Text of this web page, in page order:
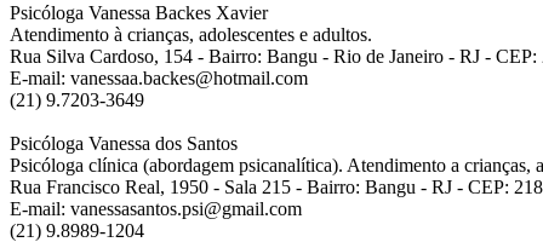
Psicóloga Vanessa Backes Xavier
Atendimento à crianças, adolescentes e adultos.
Rua Silva Cardoso, 154 - Bairro: Bangu - Rio de Janeiro - RJ - CEP:
E-mail: vanessaa.backes@hotmail.com
(21) 9.7203-3649
Psicóloga Vanessa dos Santos
Psicóloga clínica (abordagem psicanalítica). Atendimento a crianças,
Rua Francisco Real, 1950 - Sala 215 - Bairro: Bangu - RJ - CEP:
E-mail: vanessasantos.psi@gmail.com
(21) 9.8989-1204